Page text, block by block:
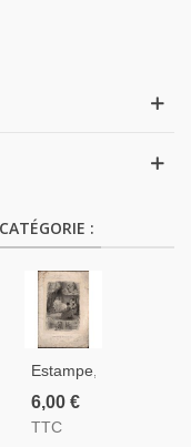
:
Estampe,
Milton
Dictant
6,00 €
TTC